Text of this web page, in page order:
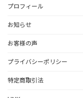
プロフィール
お知らせ
お客様の声
プライバシーポリシー
特定商取引法